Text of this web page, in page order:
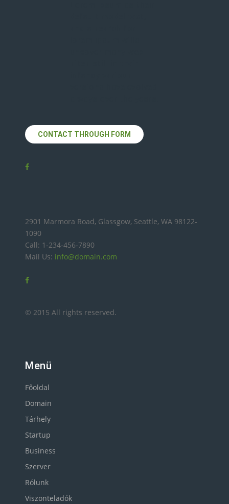
CONTACT THROUGH FORM
2901 Marmora Road, Glassgow, Seattle, WA 98122-
1090
Call: 1-234-456-7890
Mail Us: info@domain.com
© 2015 All rights reserved.
Menü
Főoldal
Domain
Tárhely
Startup
Business
Szerver
Rólunk
Viszonteladók